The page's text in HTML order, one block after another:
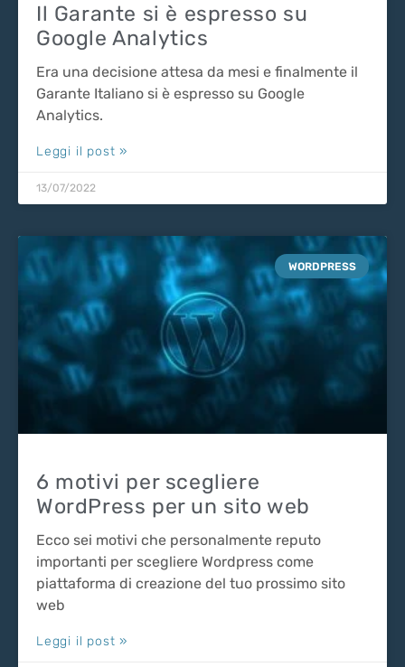
Il Garante si è espresso su
Google Analytics
Era una decisione attesa da mesi e finalmente il
Garante Italiano si è espresso su Google
Analytics.
Leggi il post »
13/07/2022
WORDPRESS
6 motivi per scegliere
WordPress per un sito web
Ecco sei motivi che personalmente reputo
importanti per scegliere Wordpress come
piattaforma di creazione del tuo prossimo sito
web
Leggi il post »